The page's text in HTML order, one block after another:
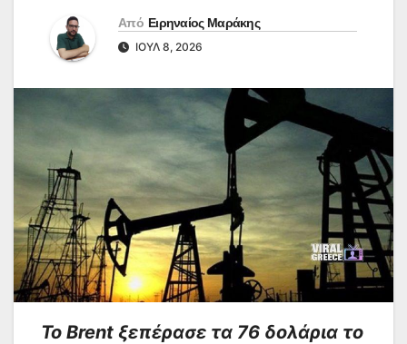
Από Ειρηναίος Μαράκης
ΙΟΎΛ 8, 2026
Το Brent ξεπέρασε τα 76 δολάρια το